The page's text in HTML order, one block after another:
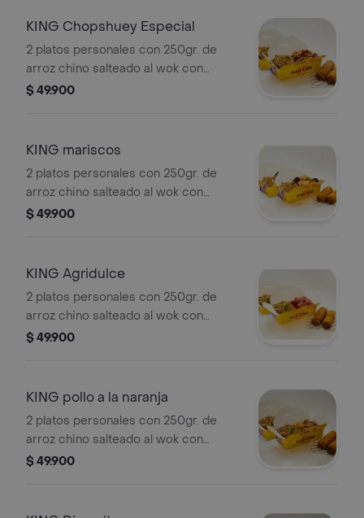
una crujiente lumpia de vegetal.
KING Chopshuey Especial
2 platos personales con 250gr. de
arroz chino salteado al wok con
cebollín y raíces, acompañado de un
de vegetales.
$ 49.900
KING mariscos
2 platos personales con 250gr. de
arroz chino salteado al wok con
cebollín y raíces, acompañado de
vegetales.
$ 49.900
KING Agridulce
2 platos personales con 250gr. de
arroz chino salteado al wok con
cebollín y raíces, acompañado de un
vegetales.
$ 49.900
KING pollo a la naranja
2 platos personales con 250gr. de
arroz chino salteado al wok con
cebollín y raíces, acompañado de un
$ 49.900